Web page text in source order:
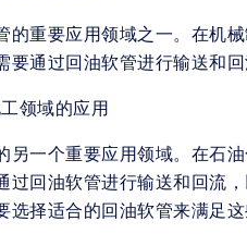
的重要应用领域之一。在机
要通过回油软管进行输送和
领域的应用
另一个重要应用领域。在石
过回油软管进行输送和回流
选择适合的回油软管来满足这